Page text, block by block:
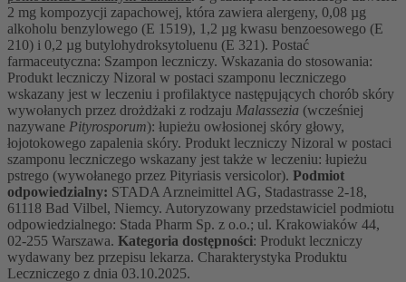
2 mg kompozycji zapachowej, która zawiera alergeny, 0,08 µg
alkoholu benzylowego (E 1519), 1,2 µg kwasu benzoesowego (E
210) i 0,2 µg butylohydroksytoluenu (E 321). Postać
farmaceutyczna: Szampon leczniczy. Wskazania do stosowania:
Produkt leczniczy Nizoral w postaci szamponu leczniczego
wskazany jest w leczeniu i profilaktyce następujących chorób skóry
wywołanych przez drożdżaki z rodzaju Malassezia (wcześniej
nazywane Pityrosporum): łupieżu owłosionej skóry głowy,
łojotokowego zapalenia skóry. Produkt leczniczy Nizoral w postaci
szamponu leczniczego wskazany jest także w leczeniu: łupieżu
pstrego (wywołanego przez Pityriasis versicolor). Podmiot
odpowiedzialny: STADA Arzneimittel AG, Stadastrasse 2-18,
61118 Bad Vilbel, Niemcy. Autoryzowany przedstawiciel podmiotu
odpowiedzialnego: Stada Pharm Sp. z o.o.; ul. Krakowiaków 44,
02-255 Warszawa. Kategoria dostępności: Produkt leczniczy
wydawany bez przepisu lekarza. Charakterystyka Produktu
Leczniczego z dnia 03.10.2025.